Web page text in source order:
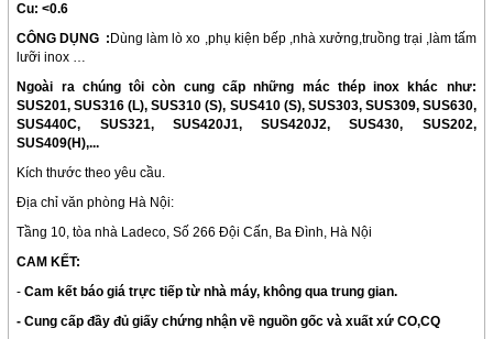
Cu:<0.6
CÔNG DỤNG : Dùng làm lò xo ,phụ kiện bếp ,nhà xưởng,truồng trại ,làm tấm
lưỡi inox …
Ngoài ra chúng tôi còn cung cấp những mác thép inox khác như:
SUS201, SUS316 (L), SUS310 (S), SUS410 (S), SUS303, SUS309, SUS630,
SUS440C, SUS321, SUS420J1, SUS420J2, SUS430, SUS202,
SUS409(H),...
Kích thước theo yêu cầu.
Địa chỉ văn phòng Hà Nội:
Tầng 10, tòa nhà Ladeco, Số 266 Đội Cấn, Ba Đình, Hà Nội
CAM KẾT:
-Cam kết báo giá trực tiếp từ nhà máy, không qua trung gian.
- Cung cấp đầy đủ giấy chứng nhận về nguồn gốc và xuất xứ CO,CQ